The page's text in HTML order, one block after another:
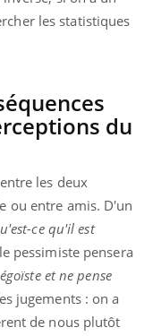
les statistiques
du
les deux
ou entre amis. D'un
ce qu'il est
pessimiste pensera
et ne pense
jugements : on a
de nous plutôt